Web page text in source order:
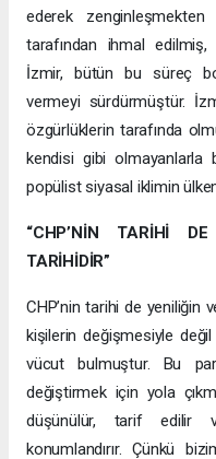
ederek
tarafından ihmal edilmiş,
İzmir, bütün bu süreç
vermeyi sürdürmüştür.
özgürlüklerin tarafında
kendisi gibi olmayanlarla
popülist siyasal iklimin
“CHP’NİN TARİHİ
TARİHİDİR”
CHP’nin tarihi de yeniliğin
kişilerin değişmesiyle
vücut bulmuştur. Bu
değiştirmek için yola
düşünülür, tarif edilir
konumlandırır. Çünkü